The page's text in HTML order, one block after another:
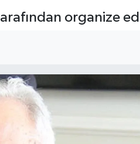
tarafından organize